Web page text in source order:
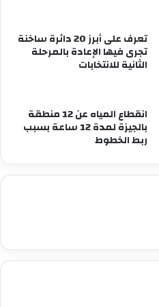
تعرف على أبرز 20 دائرة ساخنة
تجرى فيها الإعادة بالمرحلة
الثانية للانتخابات
انقطاع المياه عن 12 منطقة
بالجيزة لمدة 12 ساعة بسبب
ربط الخطوط